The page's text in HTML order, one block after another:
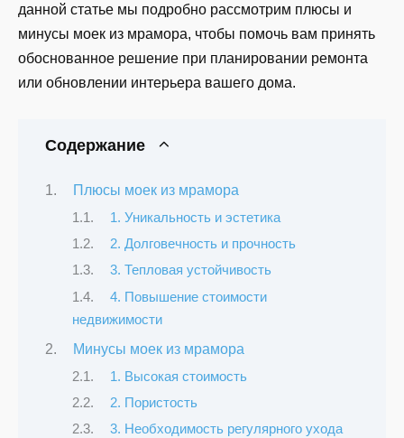
данной статье мы подробно рассмотрим плюсы и
минусы моек из мрамора, чтобы помочь вам принять
обоснованное решение при планировании ремонта
или обновлении интерьера вашего дома.
Содержание
Плюсы моек из мрамора
1. Уникальность и эстетика
2. Долговечность и прочность
3. Тепловая устойчивость
4. Повышение стоимости
недвижимости
Минусы моек из мрамора
1. Высокая стоимость
2. Пористость
3. Необходимость регулярного ухода